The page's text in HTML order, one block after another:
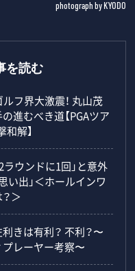
photograph by KYODO
を読む
ルフ界大激震！ 丸山茂
進むべき道【PGAツア
解】
ラウンドに1回」と意外
い出」＜ホールインワ
＞
きは有利？ 不利？〜
レーヤー考察〜